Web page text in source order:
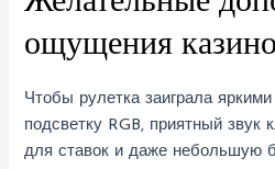
ощущения казино
Чтобы рулетка заиграла
подсветку RGB, приятный звук
для ставок и даже небольшую